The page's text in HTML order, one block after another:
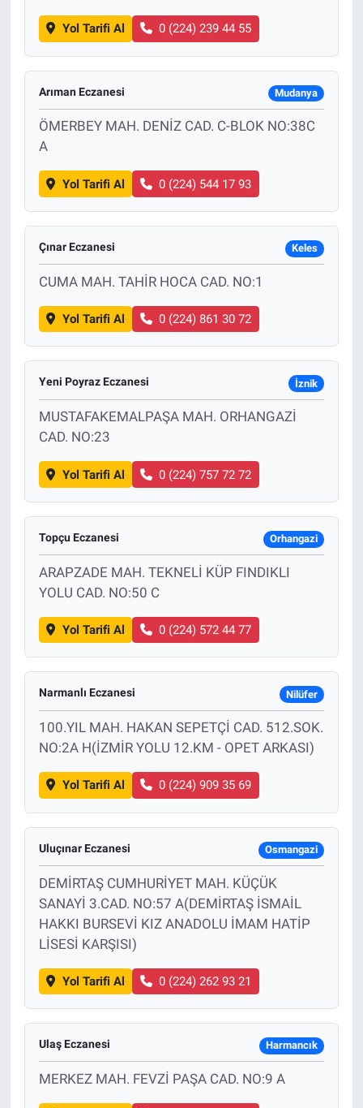
Yol Tarifi Al 0 (224) 239 44 55
Arıman Eczanesi Mudanya
ÖMERBEY MAH. DENİZ CAD. C-BLOK NO:38C
A
Yol Tarifi Al 0 (224) 544 17 93
Çınar Eczanesi Keles
CUMA MAH. TAHİR HOCA CAD. NO:1
Yol Tarifi Al 0 (224) 861 30 72
Yeni Poyraz Eczanesi İznik
MUSTAFAKEMALPAŞA MAH. ORHANGAZİ
CAD. NO:23
Yol Tarifi Al 0 (224) 757 72 72
Topçu Eczanesi Orhangazi
ARAPZADE MAH. TEKNELİ KÜP FINDIKLI
YOLU CAD. NO:50 C
Yol Tarifi Al 0 (224) 572 44 77
Narmanlı Eczanesi Nilüfer
100.YIL MAH. HAKAN SEPETÇİ CAD. 512.SOK.
NO:2A H(İZMİR YOLU 12.KM - OPET ARKASI)
Yol Tarifi Al 0 (224) 909 35 69
Uluçınar Eczanesi Osmangazi
DEMİRTAŞ CUMHURİYET MAH. KÜÇÜK
SANAYİ 3.CAD. NO:57 A(DEMİRTAŞ İSMAİL
HAKKI BURSEVİ KIZ ANADOLU İMAM HATİP
LİSESİ KARŞISI)
Yol Tarifi Al 0 (224) 262 93 21
Ulaş Eczanesi Harmancık
MERKEZ MAH. FEVZİ PAŞA CAD. NO:9 A